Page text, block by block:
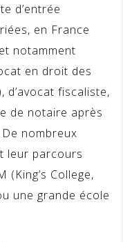
d’entrée
en France
notamment
en droit des
fiscaliste,
de notaire après
nombreux
leur parcours
(King’s College,
une grande école